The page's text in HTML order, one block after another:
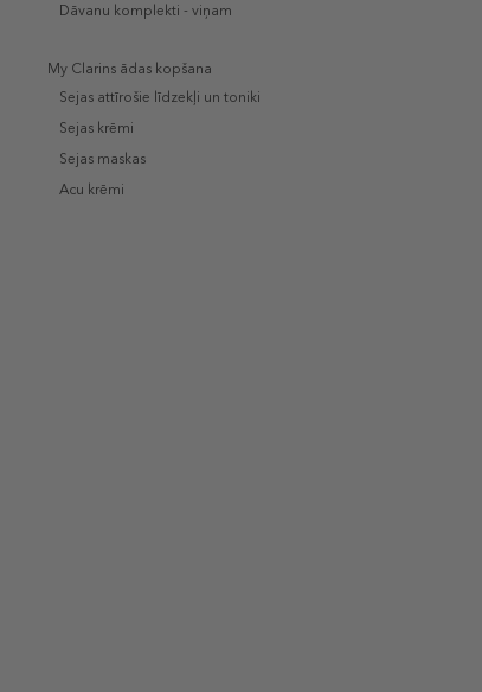
Dāvanu komplekti - viņam
My Clarins ādas kopšana
Sejas attīrošie līdzekļi un toniki
Sejas krēmi
Sejas maskas
Acu krēmi